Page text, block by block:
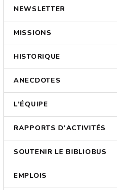
Soutenir le
Liens
NEWSLETTER
MISSIONS
HISTORIQUE
ANECDOTES
L'ÉQUIPE
RAPPORTS D'ACTIVITÉS
SOUTENIR LE BIBLIOBUS
EMPLOIS